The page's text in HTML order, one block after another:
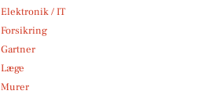
Elektronik / IT
Forsikring
Gartner
Læge
Murer